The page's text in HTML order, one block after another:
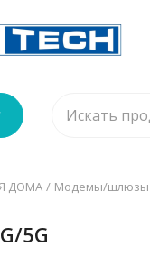
ДОМА Модемы/шлюзы
5G